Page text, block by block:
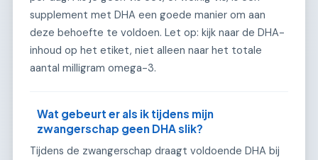
supplement met DHA een goede manier om aan
deze behoefte te voldoen. Let op: kijk naar de DHA-
inhoud op het etiket, niet alleen naar het totale
aantal milligram omega-3.
Wat gebeurt er als ik tijdens mijn
zwangerschap geen DHA slik?
Tijdens de zwangerschap draagt voldoende DHA bij